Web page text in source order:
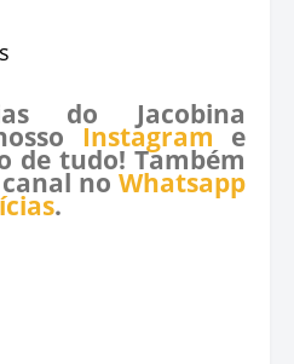
do Jacobina
Instagram e
de tudo! Também
no Whatsapp
.